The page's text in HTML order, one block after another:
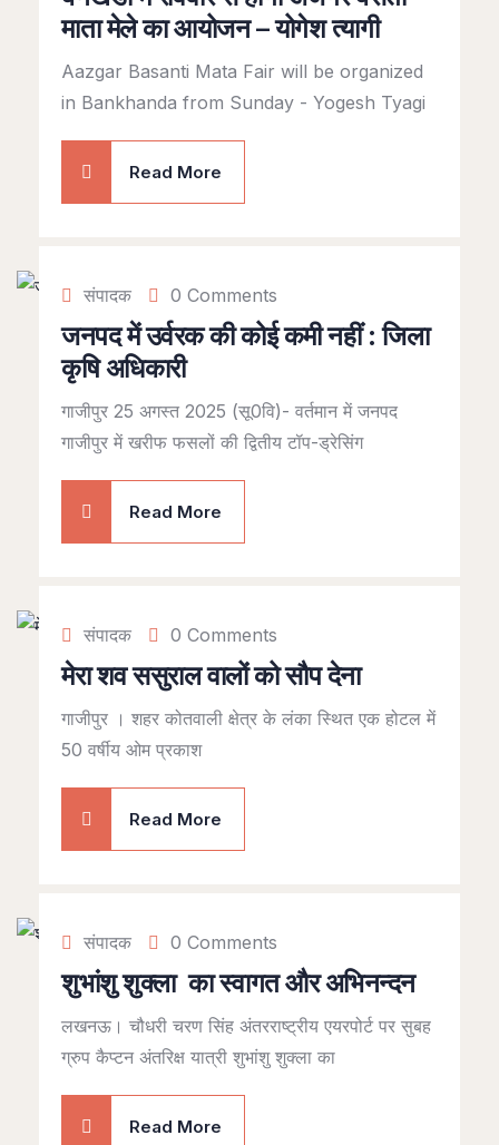
माता मेले का आयोजन – योगेश त्यागी
Aazgar Basanti Mata Fair will be organized
in Bankhanda from Sunday - Yogesh Tyagi
Read More
संपादक 0 Comments
जनपद में उर्वरक की कोई कमी नहीं : जिला
कृषि अधिकारी
गाजीपुर 25 अगस्त 2025 (सू0वि)- वर्तमान में जनपद
गाजीपुर में खरीफ फसलों की द्वितीय टॉप-ड्रेसिंग
Read More
संपादक 0 Comments
मेरा शव ससुराल वालों को सौप देना
गाजीपुर । शहर कोतवाली क्षेत्र के लंका स्थित एक होटल में
50 वर्षीय ओम प्रकाश
Read More
संपादक 0 Comments
शुभांशु शुक्ला का स्वागत और अभिनन्दन
लखनऊ। चौधरी चरण सिंह अंतरराष्ट्रीय एयरपोर्ट पर सुबह
ग्रुप कैप्टन अंतरिक्ष यात्री शुभांशु शुक्ला का
Read More